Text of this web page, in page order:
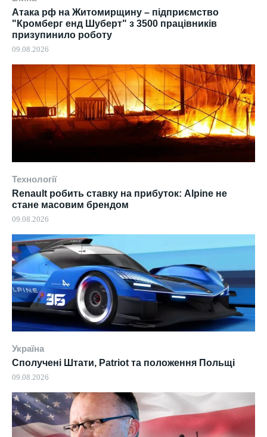
Атака рф на Житомирщину – підприємство
"Кромберг енд Шуберт" з 3500 працівників
призупинило роботу
09.08.2026
Технології
Renault робить ставку на прибуток: Alpine не
стане масовим брендом
09.08.2026
Україна
Сполучені Штати, Patriot та положення Польщі
09.08.2026